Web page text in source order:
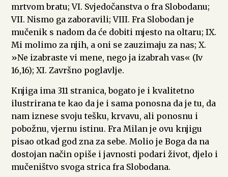
mrtvom bratu; VI. Svjedočanstva o fra Slobodanu;
VII. Nismo ga zaboravili; VIII. Fra Slobodan je
mučenik s nadom da će dobiti mjesto na oltaru; IX.
Mi molimo za njih, a oni se zauzimaju za nas; X.
»Ne izabraste vi mene, nego ja izabrah vas« (Iv
16,16); XI. Završno poglavlje.
Knjiga ima 311 stranica, bogato je i kvalitetno
ilustrirana te kao da je i sama ponosna da je tu, da
nam iznese svoju tešku, krvavu, ali ponosnu i
pobožnu, vjernu istinu. Fra Milan je ovu knjigu
pisao otkad god zna za sebe. Molio je Boga da na
dostojan način opiše i javnosti podari život, djelo i
mučeništvo svoga strica fra Slobodana.